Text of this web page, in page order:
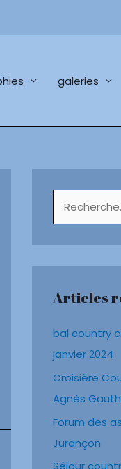
galeries
e
c
h
e
r
Articles
bal country
janvier 2024
Croisière
Agnès
Forum des
Jurançon
Séjour